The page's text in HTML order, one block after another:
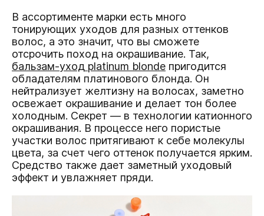
В ассортименте марки есть много
тонирующих уходов для разных оттенков
волос, а это значит, что вы сможете
отсрочить поход на окрашивание. Так,
бальзам-уход platinum blonde пригодится
обладателям платинового блонда. Он
нейтрализует желтизну на волосах, заметно
освежает окрашивание и делает тон более
холодным. Секрет — в технологии катионного
окрашивания. В процессе него пористые
участки волос притягивают к себе молекулы
цвета, за счет чего оттенок получается ярким.
Средство также дает заметный уходовый
эффект и увлажняет пряди.